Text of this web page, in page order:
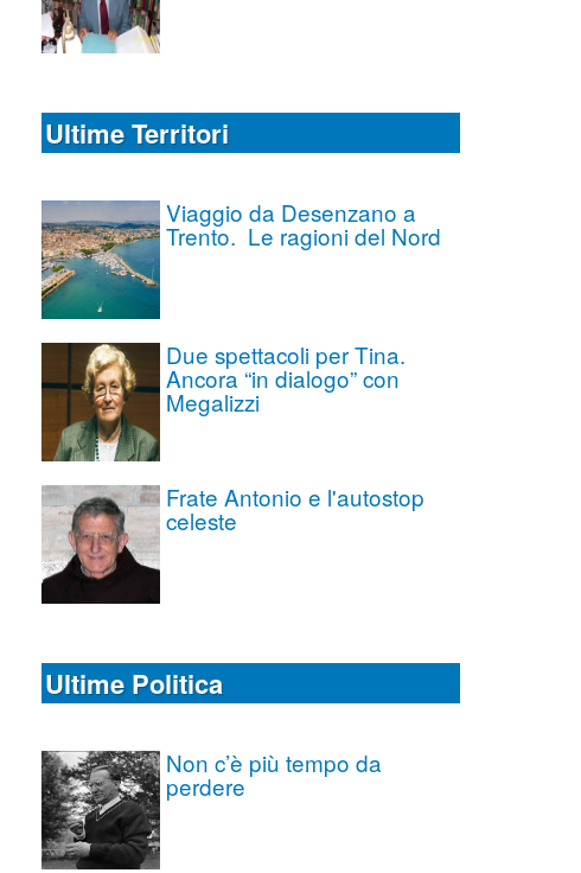
Ultime Territori
Viaggio da Desenzano a
Trento. Le ragioni del Nord
Due spettacoli per Tina.
Ancora “in dialogo” con
Megalizzi
Frate Antonio e l'autostop
celeste
Ultime Politica
Non c’è più tempo da
perdere